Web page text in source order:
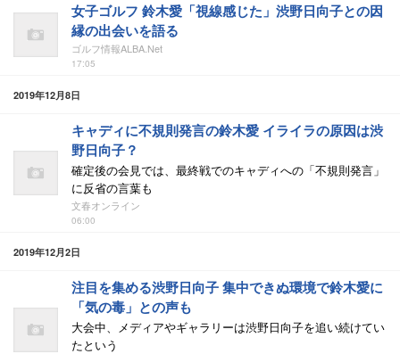
女子ゴルフ 鈴木愛「視線感じた」渋野日向子との因
縁の出会いを語る
ゴルフ情報ALBA.Net
17:05
2019年12月8日
キャディに不規則発言の鈴木愛 イライラの原因は渋
野日向子？
確定後の会見では、最終戦でのキャディへの「不規則発言」
に反省の言葉も
文春オンライン
06:00
2019年12月2日
注目を集める渋野日向子 集中できぬ環境で鈴木愛に
「気の毒」との声も
大会中、メディアやギャラリーは渋野日向子を追い続けてい
たという